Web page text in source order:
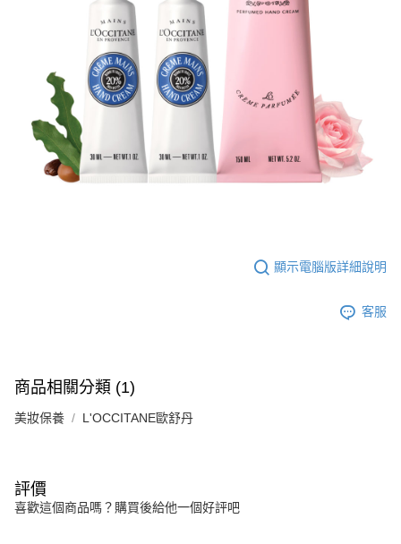
２．關於個人資料處理事宜，請瀏覽以下網址：
https://aftee.tw/terms/#terms3
３．未成年的使用者請事先徵得法定代理人或監護人之同意方可使用
「AFTEE先享後付」，若未經同意申辦者引起之損失，本公司不負相關責
４．使用「AFTEE先享後付」時，將依據個別帳號之用戶狀況，依本公司即
時審查核予不同之上限額度；若仍有額度不足之情形，本公司將視審查結果
請求用戶進行身份認證。
５．嚴禁一人註冊多個帳號或使用他人資訊註冊。若發現惡意使用之情形，
恩沛科技股份有限公司將有權停止該用戶之使用額度並採取法律行動。
顯示電腦版詳細說明
客服
商品相關分類 (1)
美妝保養 L'OCCITANE歐舒丹
評價
喜歡這個商品嗎？購買後給他一個好評吧